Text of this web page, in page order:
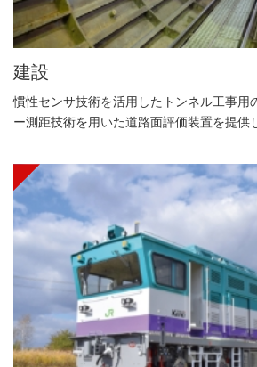
建設
慣性センサ技術を活用したトンネル工事用
ー測距技術を用いた道路面評価装置を提供